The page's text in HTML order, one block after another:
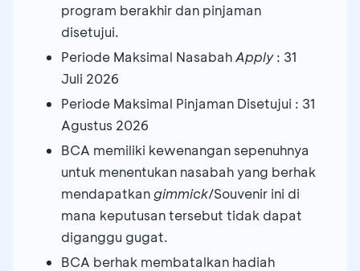
program berakhir dan pinjaman
disetujui.
Periode Maksimal NasabahApply: 31
Juli 2026
Periode Maksimal Pinjaman Disetujui : 31
Agustus 2026
BCA memiliki kewenangan sepenuhnya
untuk menentukan nasabah yang berhak
mendapatkan gimmick/Souvenir ini di
mana keputusan tersebut tidak dapat
diganggu gugat.
BCA berhak membatalkan hadiah